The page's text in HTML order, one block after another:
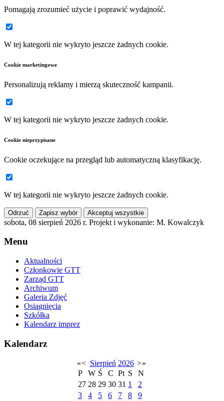
Pomagają zrozumieć użycie i poprawić wydajność.
W tej kategorii nie wykryto jeszcze żadnych cookie.
Cookie marketingowe
Personalizują reklamy i mierzą skuteczność kampanii.
W tej kategorii nie wykryto jeszcze żadnych cookie.
Cookie nieprzypisane
Cookie oczekujące na przegląd lub automatyczną klasyfikację.
W tej kategorii nie wykryto jeszcze żadnych cookie.
Odrzuć Zapisz wybór Akceptuj wszystkie
sobota, 08 sierpień 2026 r. Projekt i wykonanie: M. Kowalczyk
Menu
Aktualności
Członkowie GTT
Zarząd GTT
Archiwum
Galeria Zdjęć
Osiągnięcia
Szkółka
Kalendarz imprez
Kalendarz
«< Sierpień 2026 >»
P
W Ś C Pt S
N
27 28 29 30 31 1
2
3
4 5 6 7 8
9